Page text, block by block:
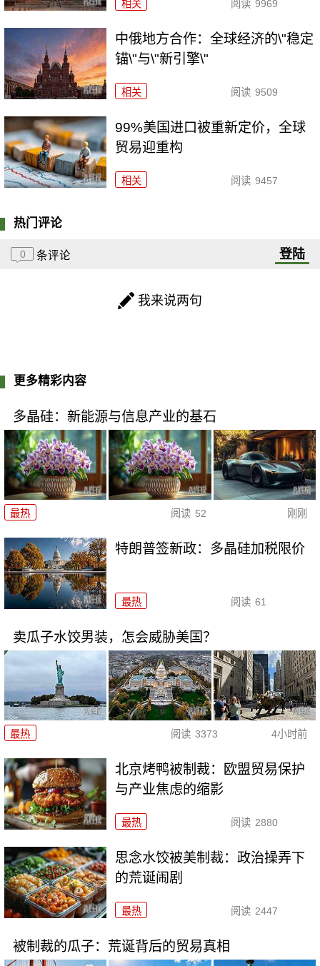
相关 阅读 9969
中俄地方合作：全球经济的\"稳定
锚\"与\"新引擎\"
相关 阅读 9509
99%美国进口被重新定价，全球
贸易迎重构
相关 阅读 9457
热门评论
0 条评论 登陆
我来说两句
更多精彩内容
多晶硅：新能源与信息产业的基石
最热 阅读 52 刚刚
特朗普签新政：多晶硅加税限价
最热 阅读 61
卖瓜子水饺男装，怎会威胁美国？
最热 阅读 3373 4小时前
北京烤鸭被制裁：欧盟贸易保护
与产业焦虑的缩影
最热 阅读 2880
思念水饺被美制裁：政治操弄下
的荒诞闹剧
最热 阅读 2447
被制裁的瓜子：荒诞背后的贸易真相